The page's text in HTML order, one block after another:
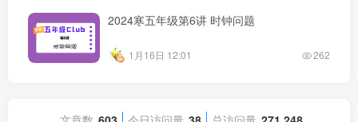
2024寒五年级第6讲 时钟问题
1月16日 12:01 262